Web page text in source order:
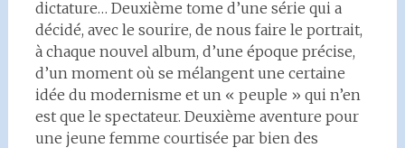
dictature… Deuxième tome d’une série qui a
décidé, avec le sourire, de nous faire le portrait,
à chaque nouvel album, d’une époque précise,
d’un moment où se mélangent une certaine
idée du modernisme et un « peuple » qui n’en
est que le spectateur. Deuxième aventure pour
une jeune femme courtisée par bien des